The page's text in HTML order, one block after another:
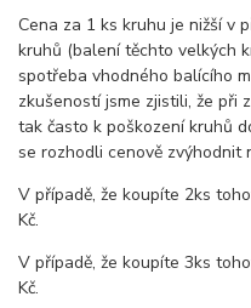
Cena za 1 ks kruhu je nižší v
kruhů (balení těchto velkých
spotřeba vhodného balícího
zkušeností jsme zjistili, že při
tak často k poškození kruhů
se rozhodli cenově zvýhodnit
V případě, že koupíte 2ks
Kč.
V případě, že koupíte 3ks
Kč.